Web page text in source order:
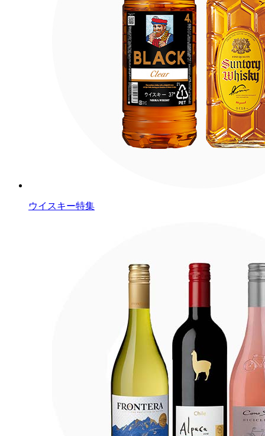
ウイスキー特集